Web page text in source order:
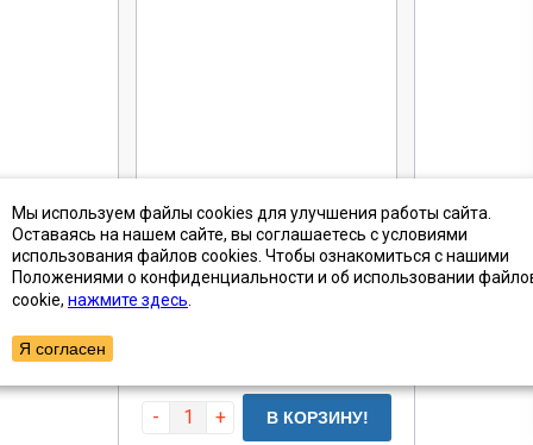
кнопочный, красный, 1990г
Артикул (ID): TN-3227
Цена с НДС
- + В КОРЗИНУ!
Мы используем файлы cookies для улучшения работы сайта.
Оставаясь на нашем сайте, вы соглашаетесь с условиями
использования файлов cookies. Чтобы ознакомиться с нашими
Положениями о конфиденциальности и об использовании
cookie, нажмите здесь
Я согласен